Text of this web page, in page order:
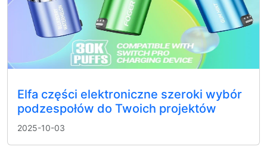
Elfa części elektroniczne szeroki wybór
podzespołów do Twoich projektów
2025-10-03